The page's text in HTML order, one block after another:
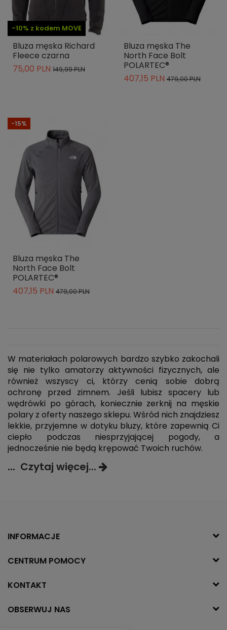
-10% z kodem MOVE
Bluza męska Richard
Fleece czarna
75,00 PLN 149,99 PLN
Bluza męska The
North Face Bolt
POLARTEC®
407,15 PLN 479,00 PLN
-15%
Bluza męska The
North Face Bolt
POLARTEC®
407,15 PLN 479,00 PLN
W materiałach polarowych bardzo szybko zakochali
się nie tylko amatorzy aktywności fizycznych, ale
również wszyscy ci, którzy cenią sobie dobrą
ochronę przed zimnem. Jeśli lubisz spacery lub
wędrówki po górach, koniecznie zerknij na męskie
polary z oferty naszego sklepu. Wśród nich znajdziesz
lekkie, przyjemne w dotyku bluzy, które zapewnią Ci
ciepło podczas niesprzyjającej pogody, a
jednocześnie nie będą krępować Twoich ruchów.
... Czytaj więcej...
INFORMACJE
CENTRUM POMOCY
KONTAKT
OBSERWUJ NAS